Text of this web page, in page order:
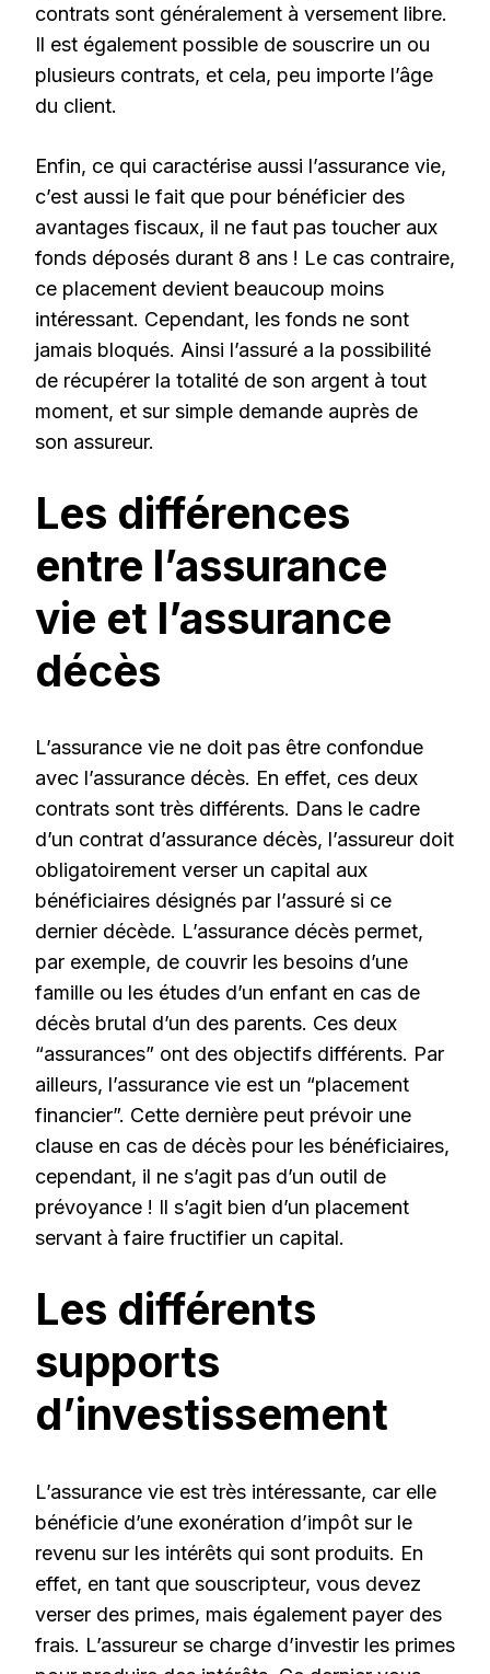
contrats sont généralement à versement libre.
Il est également possible de souscrire un ou
plusieurs contrats, et cela, peu importe l’âge
du client.
Enfin, ce qui caractérise aussi l’assurance vie,
c’est aussi le fait que pour bénéficier des
avantages fiscaux, il ne faut pas toucher aux
fonds déposés durant 8 ans ! Le cas contraire,
ce placement devient beaucoup moins
intéressant. Cependant, les fonds ne sont
jamais bloqués. Ainsi l’assuré a la possibilité
de récupérer la totalité de son argent à tout
moment, et sur simple demande auprès de
son assureur.
Les différences
entre l’assurance
vie et l’assurance
décès
L’assurance vie ne doit pas être confondue
avec l’assurance décès. En effet, ces deux
contrats sont très différents. Dans le cadre
d’un contrat d’assurance décès, l’assureur doit
obligatoirement verser un capital aux
bénéficiaires désignés par l’assuré si ce
dernier décède. L’assurance décès permet,
par exemple, de couvrir les besoins d’une
famille ou les études d’un enfant en cas de
décès brutal d’un des parents. Ces deux
“assurances” ont des objectifs différents. Par
ailleurs, l’assurance vie est un “placement
financier”. Cette dernière peut prévoir une
clause en cas de décès pour les bénéficiaires,
cependant, il ne s’agit pas d’un outil de
prévoyance ! Il s’agit bien d’un placement
servant à faire fructifier un capital.
Les différents
supports
d’investissement
L’assurance vie est très intéressante, car elle
bénéficie d’une exonération d’impôt sur le
revenu sur les intérêts qui sont produits. En
effet, en tant que souscripteur, vous devez
verser des primes, mais également payer des
frais. L’assureur se charge d’investir les primes